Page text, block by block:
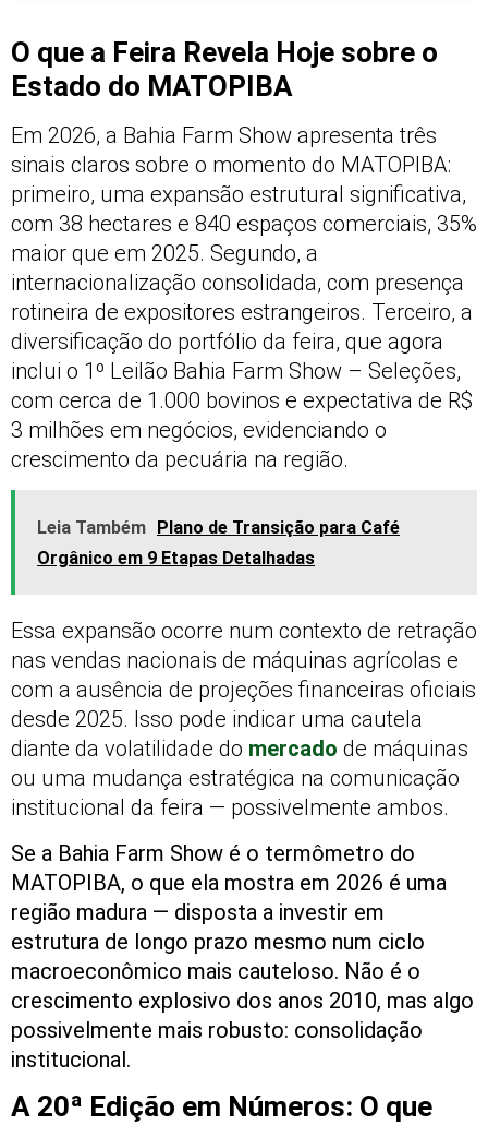
O que a Feira Revela Hoje sobre o
Estado do MATOPIBA
Em 2026, a Bahia Farm Show apresenta três
sinais claros sobre o momento do MATOPIBA:
primeiro, uma expansão estrutural significativa,
com 38 hectares e 840 espaços comerciais, 35%
maior que em 2025. Segundo, a
internacionalização consolidada, com presença
rotineira de expositores estrangeiros. Terceiro, a
diversificação do portfólio da feira, que agora
inclui o 1º Leilão Bahia Farm Show – Seleções,
com cerca de 1.000 bovinos e expectativa de R$
3 milhões em negócios, evidenciando o
crescimento da pecuária na região.
Leia Também Plano de Transição para Café
Orgânico em 9 Etapas Detalhadas
Essa expansão ocorre num contexto de retração
nas vendas nacionais de máquinas agrícolas e
com a ausência de projeções financeiras oficiais
desde 2025. Isso pode indicar uma cautela
diante da volatilidade do mercado de máquinas
ou uma mudança estratégica na comunicação
institucional da feira — possivelmente ambos.
Se a Bahia Farm Show é o termômetro do
MATOPIBA, o que ela mostra em 2026 é uma
região madura — disposta a investir em
estrutura de longo prazo mesmo num ciclo
macroeconômico mais cauteloso. Não é o
crescimento explosivo dos anos 2010, mas algo
possivelmente mais robusto: consolidação
institucional.
A 20ª Edição em Números: O que